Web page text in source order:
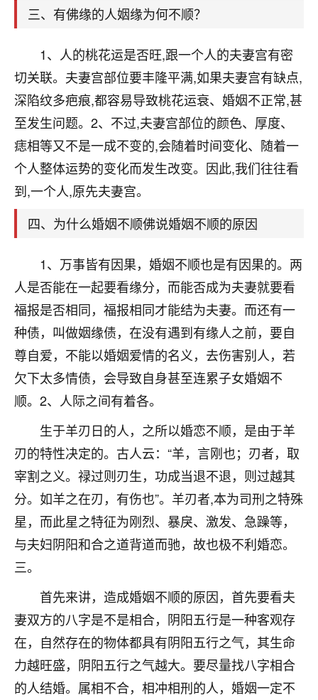
三、有佛缘的人姻缘为何不顺？
1、人的桃花运是否旺,跟一个人的夫妻宫有密
切关联。夫妻宫部位要丰隆平满,如果夫妻宫有缺点,
深陷纹多疤痕,都容易导致桃花运衰、婚姻不正常,甚
至发生问题。2、不过,夫妻宫部位的颜色、厚度、
痣相等又不是一成不变的,会随着时间变化、随着一
个人整体运势的变化而发生改变。因此,我们往往看
到,一个人,原先夫妻宫。
四、为什么婚姻不顺佛说婚姻不顺的原因
1、万事皆有因果，婚姻不顺也是有因果的。两
人是否能在一起要看缘分，而能否成为夫妻就要看
福报是否相同，福报相同才能结为夫妻。而还有一
种债，叫做姻缘债，在没有遇到有缘人之前，要自
尊自爱，不能以婚姻爱情的名义，去伤害别人，若
欠下太多情债，会导致自身甚至连累子女婚姻不
顺。2、人际之间有着各。
生于羊刃日的人，之所以婚恋不顺，是由于羊
刃的特性决定的。古人云：“羊，言刚也；刃者，取
宰割之义。禄过则刃生，功成当退不退，则过越其
分。如羊之在刃，有伤也”。羊刃者,本为司刑之特殊
星，而此星之特征为刚烈、暴戾、激发、急躁等，
与夫妇阴阳和合之道背道而驰，故也极不利婚恋。
三。
首先来讲，造成婚姻不顺的原因，首先要看夫
妻双方的八字是不是相合，阴阳五行是一种客观存
在，自然存在的物体都具有阴阳五行之气，其生命
力越旺盛，阴阳五行之气越大。要尽量找八字相合
的人结婚。属相不合，相冲相刑的人，婚姻一定不
啊！
是我从找店开始都是找慧来老师跟进的，选
址、风水、还有开业日子，哪哪都看了，虽然
大环境不好，但是我家生意还可以，前几天又
刚找老师做了补财库，希望财运更好一点！
2小时前 来自海南 18
梦醒时分
我女儿高二叛逆，大半年不上学，一说她就要死要活
师，一开始我是病急乱投医，这半年来，法事一个个
大学，只要能安安稳稳的把书读了，身体心理都健健
康康的我就很知足了！
鹿森：可怜天下父母心啊！
3小时前 来自河北 16
付深
我是公司人事调整，有升迁机会，但同时竞争的我们
三个，找老师的时候是抱着侥幸心理，没想到老师看
着我晋升有望，我半信半疑的按照老师建议，做了化
太岁还有一个发钱粮，本来年前的人事调整，拖到年
后，我以为都没戏了，结果开年一上班，开会提拔升
职第一个就是我，职务无所谓，主要是底薪加了
3000，非常开心，无论如何，感恩感谢！🙏🏻
鹿森：恭喜升职加薪！！，请客吗？�
12小时前 来自北京 32
我身体不太好，总是病病殃殃的，去检查又没什么大
问题，反正就是不舒服。中医西医看遍了，找不到问
题，后来无意中看到有人推荐慧来老师，跟老师聊过
之后，心情豁然开朗，也听老师建议，处理了一些因
果问题。今年以来，身体比以前好多，主要是心情好
了，老师说境随心转，现在深有体会了。